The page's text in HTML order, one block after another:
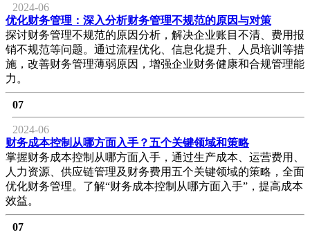
2024-06
优化财务管理：深入分析财务管理不规范的原因与对策
探讨财务管理不规范的原因分析，解决企业账目不清、费用报
销不规范等问题。通过流程优化、信息化提升、人员培训等措
施，改善财务管理薄弱原因，增强企业财务健康和合规管理能
力。
07
2024-06
财务成本控制从哪方面入手？五个关键领域和策略
掌握财务成本控制从哪方面入手，通过生产成本、运营费用、
人力资源、供应链管理及财务费用五个关键领域的策略，全面
优化财务管理。了解“财务成本控制从哪方面入手”，提高成本
效益。
07